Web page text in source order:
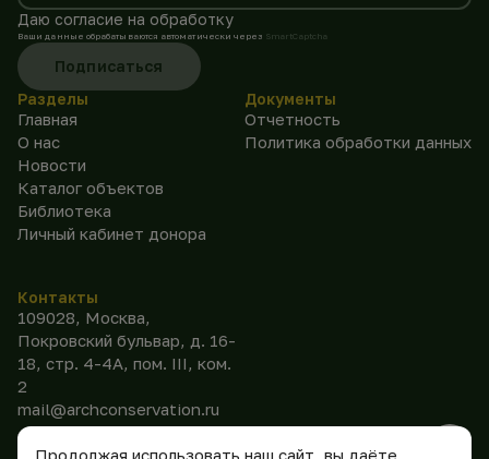
Даю согласие на обработку
Ваши данные обрабатываются автоматически через SmartCaptcha
Подписаться
Разделы
Главная
О нас
Новости
Каталог объектов
Библиотека
Личный кабинет донора
Документы
Отчетность
Политика обработки данных
Контакты
109028, Москва,
Покровский бульвар, д. 16-
18, стр. 4-4А, пом. III, ком.
2
mail@archconservation.ru
Продолжая использовать наш сайт, вы даёте